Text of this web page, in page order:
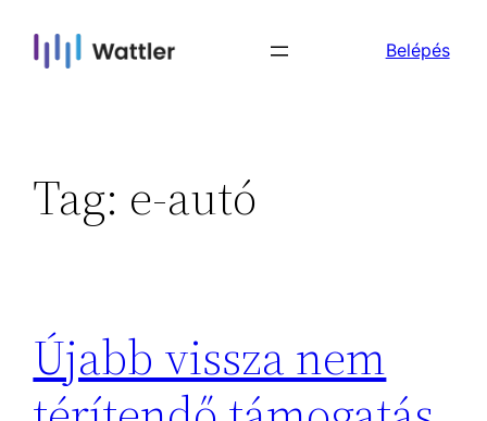
Belépés
Tag: e-autó
Újabb vissza nem